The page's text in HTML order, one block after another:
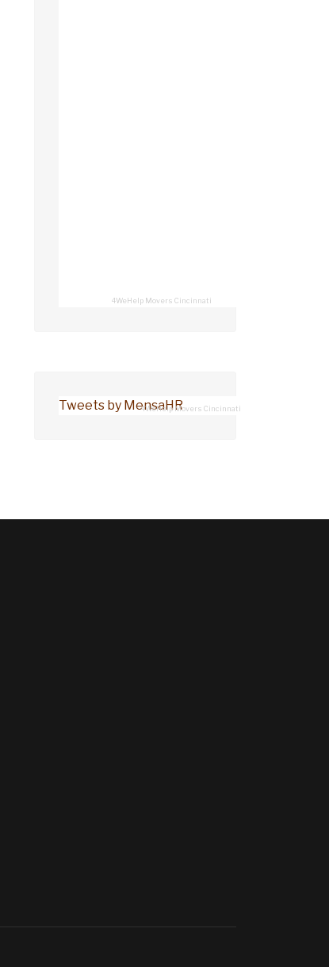
4WeHelp Movers Cincinnati
Tweets by MensaHR4WeHelp Movers Cincinnati